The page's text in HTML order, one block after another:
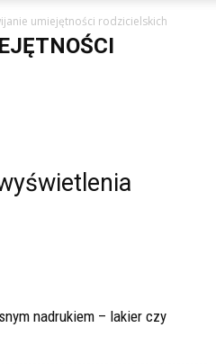
umiejętności rodzicielskich
nadrukiem – lakier czy